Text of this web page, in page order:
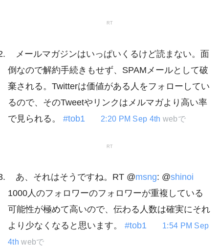
RT
メールマガジンはいっぱいくるけど読まない。面
倒なので解約手続きもせず、SPAMメールとして破
棄される。Twitterは価値がある人をフォローしてい
るので、そのTweetやリンクはメルマガより高い率
で見られる。 #tob1 2:20 PM Sep 4th webで
RT
あ、それはそうですね。RT @msng: @shinoi
1000人のフォロワーのフォロワーが重複している
可能性が極めて高いので、伝わる人数は確実にそれ
より少なくなると思います。 #tob1
1:54 PM Sep
4th webで